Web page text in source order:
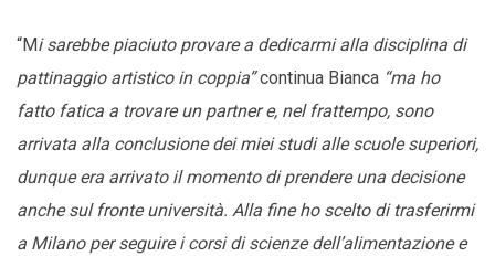
“Mi sarebbe piaciuto provare a dedicarmi alla disciplina di
pattinaggio artistico in coppia”continua Bianca “ma ho
fatto fatica a trovare un partner e, nel frattempo, sono
arrivata alla conclusione dei miei studi alle scuole superiori,
dunque era arrivato il momento di prendere una decisione
anche sul fronte università. Alla fine ho scelto di trasferirmi
a Milano per seguire i corsi di scienze dell’alimentazione e